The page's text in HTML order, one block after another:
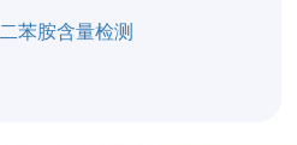
二苯胺含量检测